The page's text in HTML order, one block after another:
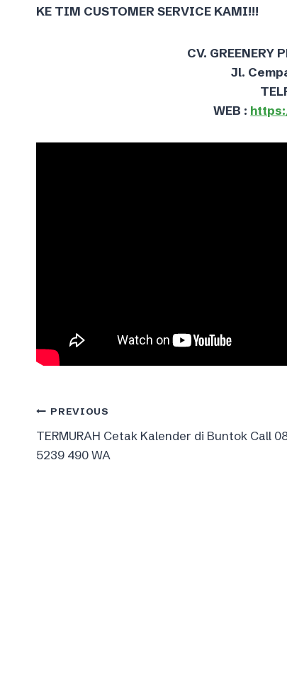
KE TIM CUSTOMER SERVICE KAMI!!!
CV. GREENERY
Jl.
WEB :
Post
navigation
PREVIOUS
TERMURAH Cetak Kalender di Buntok Call
5239 490 WA